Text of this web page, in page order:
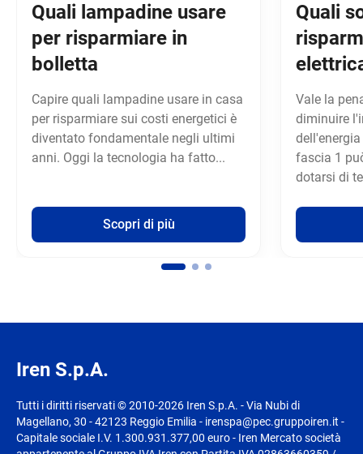
Quali lampadine usare
per risparmiare in
bolletta
Capire quali lampadine usare in casa
per risparmiare sui costi energetici è
diventato fondamentale negli ultimi
anni. Oggi la tecnologia ha fatto...
Scopri di più
Quali
Vale la
diminuire
fascia 1
dotarsi di
Iren S.p.A.
Tutti i diritti riservati © 2010-2026 Iren S.p.A. - Via Nubi di
Magellano, 30 - 42123 Reggio Emilia - irenspa@pec.gruppoiren.it -
Capitale sociale I.V. 1.300.931.377,00 euro - Iren Mercato società